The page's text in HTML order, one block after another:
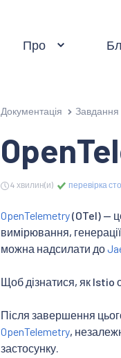
Про
Документація Завдання
4 хвилин(и) перевірка
OpenTelemetry(OTel) —
вимірювання,
можна надсилати до
Щоб дізнатися, як Istio
Після завершення
OpenTelemetry,
застосунку.